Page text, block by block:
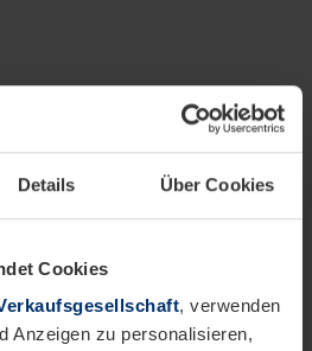
Details Über Cookies
Cookies
, verwenden
Anzeigen zu personalisieren,